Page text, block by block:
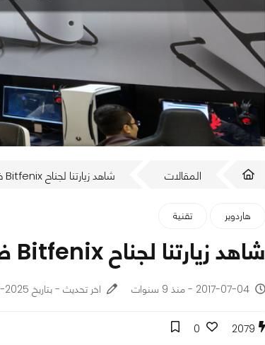
المقالات شاهد زيارتنا لجناح Bitfenix ضمن معرض Computex 2017
هاردوير تقنية
شاهد زيارتنا لجناح Bitfenix ضمن معرض Computex 2017
2017-07-04 - منذ 9 سنوات اخر تحديث - بتاريخ 2025-05-13
2079
0